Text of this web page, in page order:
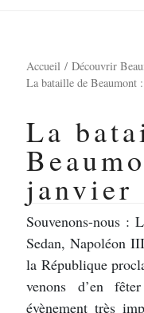
Accueil Découvrir
La bataille de Beaumont
La
janvier
Souvenons-nous :
Sedan, Napoléon
la République
venons d’en
évènement très